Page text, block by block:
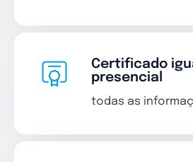
Certificado
presencial
todas as